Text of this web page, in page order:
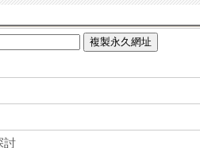
複製永久網址
討